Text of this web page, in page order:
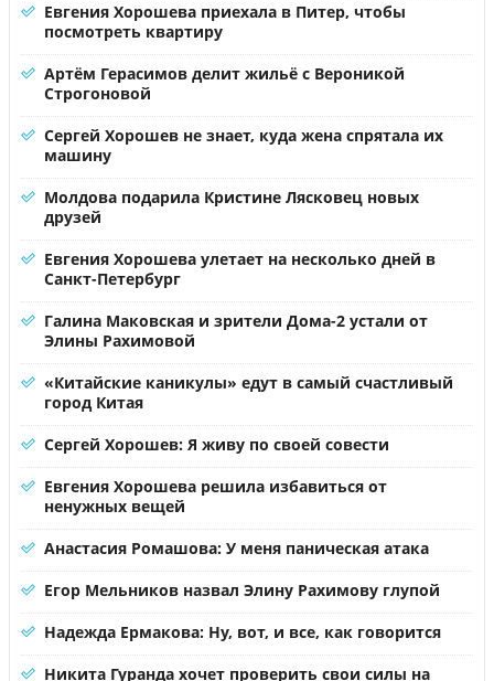
Евгения Хорошева приехала в Питер, чтобы
посмотреть квартиру
Артём Герасимов делит жильё с Вероникой
Строгоновой
Сергей Хорошев не знает, куда жена спрятала их
машину
Молдова подарила Кристине Лясковец новых
друзей
Евгения Хорошева улетает на несколько дней в
Санкт-Петербург
Галина Маковская и зрители Дома-2 устали от
Элины Рахимовой
«Китайские каникулы» едут в самый счастливый
город Китая
Сергей Хорошев: Я живу по своей совести
Евгения Хорошева решила избавиться от
ненужных вещей
Анастасия Ромашова: У меня паническая атака
Егор Мельников назвал Элину Рахимову глупой
Надежда Ермакова: Ну, вот, и все, как говорится
Никита Гуранда хочет проверить свои силы на